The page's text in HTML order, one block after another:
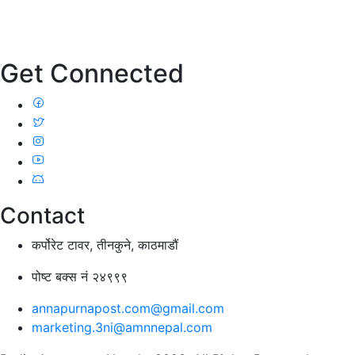
Get Connected
Contact
कर्पोरेट टावर, तीनकुने, काठमाडौं
पोष्ट बक्स नं २४९९९
annapurnapost.com@gmail.com
marketing.3ni@amnnepal.com